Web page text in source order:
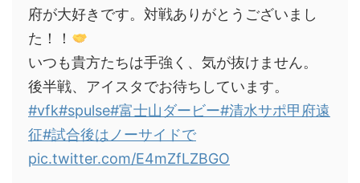
府が大好きです。対戦ありがとうございまし
た！！
いつも貴方たちは手強く、気が抜けません。
後半戦、アイスタでお待ちしています。
#vfk#spulse#富士山ダービー#清水サポ甲府遠
征#試合後はノーサイドで
pic.twitter.com/E4mZfLZBGO